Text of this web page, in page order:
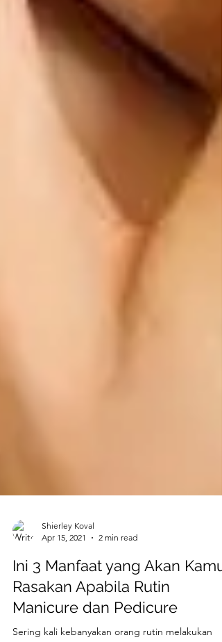
Shierley Koval
Apr 15, 2021
2 min read
Ini 3 Manfaat yang Akan Kamu
Rasakan Apabila Rutin